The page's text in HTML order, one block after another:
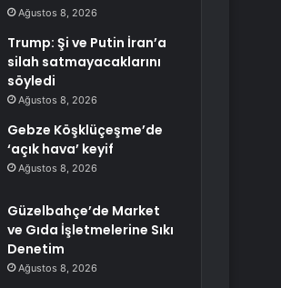
Ağustos 8, 2026
Trump: Şi ve Putin İran’a
silah satmayacaklarını
söyledi
Ağustos 8, 2026
Gebze Köşklüçeşme’de
‘açık hava’ keyif
Ağustos 8, 2026
Güzelbahçe’de Market
ve Gıda İşletmelerine Sıkı
Denetim
Ağustos 8, 2026